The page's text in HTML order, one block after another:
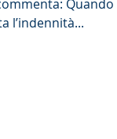
l’indennità...